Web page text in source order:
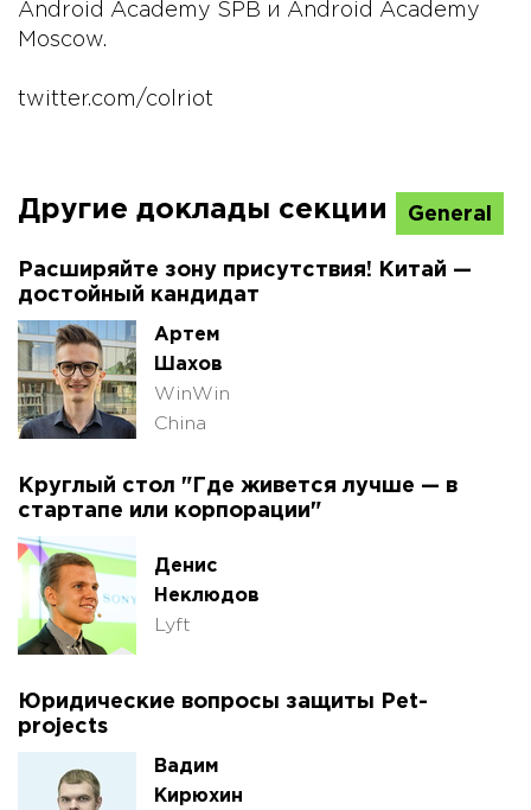
Android Academy SPB и Android Academy
Moscow.
twitter.com/colriot
Другие доклады секции General
Расширяйте зону присутствия! Китай —
достойный кандидат
Артем
Шахов
WinWin
China
Круглый стол "Где живется лучше — в
стартапе или корпорации"
Денис
Неклюдов
Lyft
Юридические вопросы защиты Pet-
projects
Вадим
Кирюхин